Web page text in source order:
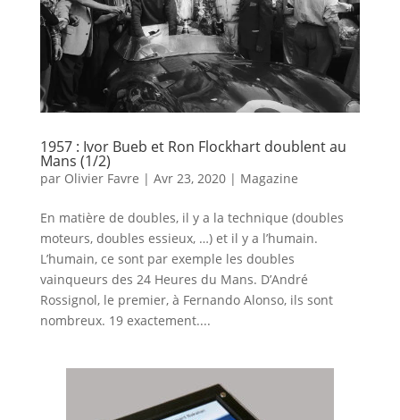
1957 : Ivor Bueb et Ron Flockhart doublent au
Mans (1/2)
par Olivier Favre | Avr 23, 2020| Magazine
En matière de doubles, il y a la technique (doubles
moteurs, doubles essieux, …) et il y a l’humain.
L’humain, ce sont par exemple les doubles
vainqueurs des 24 Heures du Mans. D’André
Rossignol, le premier, à Fernando Alonso, ils sont
nombreux. 19 exactement....